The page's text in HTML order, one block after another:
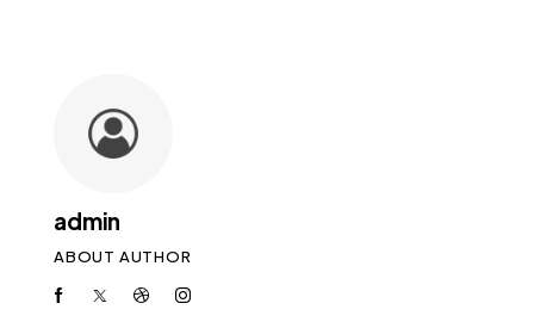
admin
ABOUT AUTHOR